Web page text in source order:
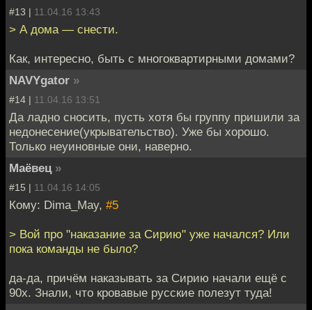
#13 | 11.04.16 13:43
> А дома — снести.
Как, интересно, быть с многоквартирными домами?
NAVYgator »
#14 | 11.04.16 13:51
Да ладно сносить, пусть хотя бы группу пришили за
недонесение(укрывательство). Уже бы хорошо.
Только неуиновные они, наверно.
Маёвец »
#15 | 11.04.16 14:05
Кому: Dima_May, #5
> Вой про "наказание за Сирию" уже начался? Или
пока команды не было?
да-да, причём наказывать за Сирию начали ещё с
90х. Знали, что кровавые русские полезут туда!